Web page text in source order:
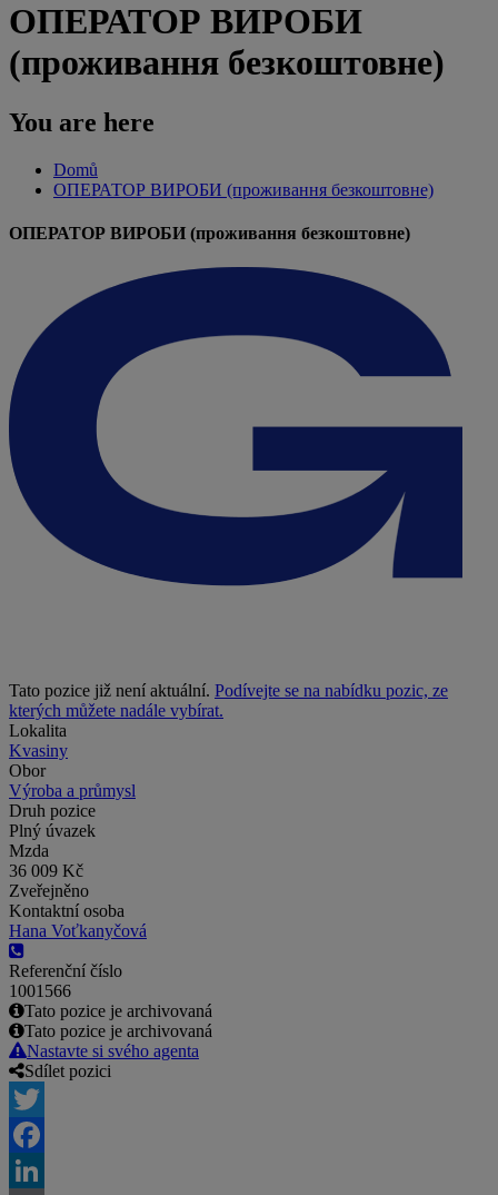
ОПЕРАТОР ВИРОБИ
(проживання безкоштовне)
You are here
Domů
ОПЕРАТОР ВИРОБИ (проживання безкоштовне)
ОПЕРАТОР ВИРОБИ (проживання безкоштовне)
Tato pozice již není aktuální. Podívejte se na nabídku pozic, ze
kterých můžete nadále vybírat.
Lokalita
Kvasiny
Obor
Výroba a průmysl
Druh pozice
Plný úvazek
Mzda
36 009 Kč
Zveřejněno
Kontaktní osoba
Hana Voťkanyčová
Referenční číslo
1001566
Tato pozice je archivovaná
Tato pozice je archivovaná
Nastavte si svého agenta
Sdílet pozici
Twitter
Facebook